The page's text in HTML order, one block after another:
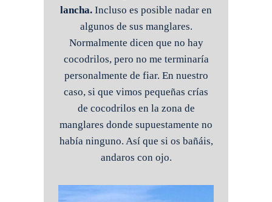
lancha. Incluso es posible nadar en
algunos de sus manglares.
Normalmente dicen que no hay
cocodrilos, pero no me terminaría
personalmente de fiar. En nuestro
caso, si que vimos pequeñas crías
de cocodrilos en la zona de
manglares donde supuestamente no
había ninguno. Así que si os bañáis,
andaros con ojo.